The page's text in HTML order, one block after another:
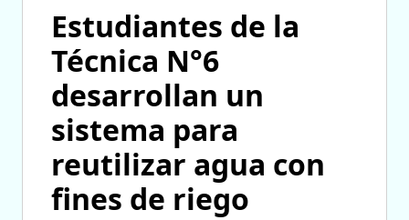
Estudiantes de la
Técnica N°6
desarrollan un
sistema para
reutilizar agua con
fines de riego